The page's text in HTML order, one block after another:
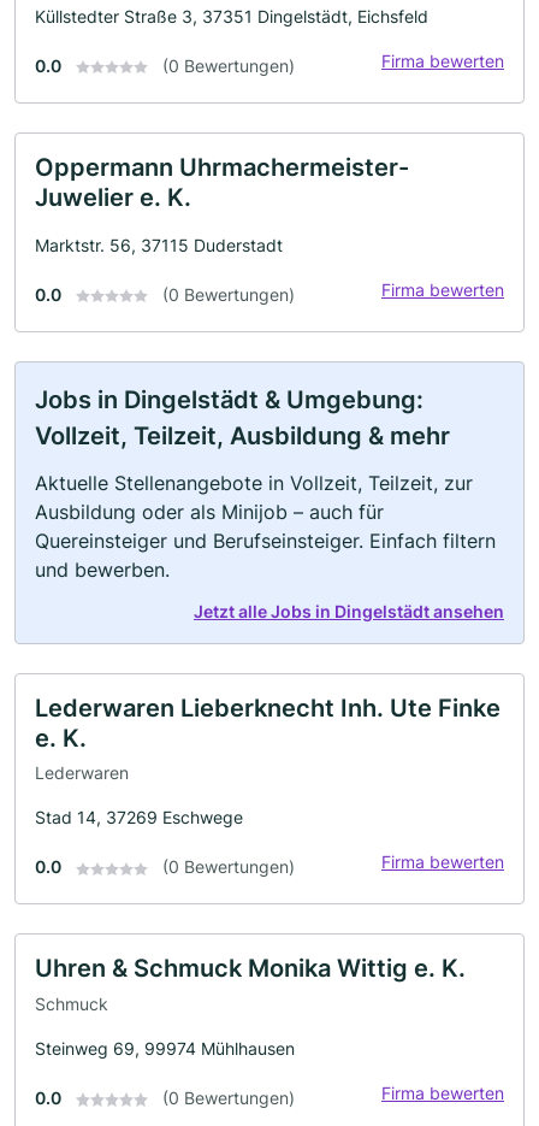
Küllstedter Straße 3, 37351 Dingelstädt, Eichsfeld
0.0 (0 Bewertungen) Firma bewerten
Oppermann Uhrmachermeister-
Juwelier e. K.
Marktstr. 56, 37115 Duderstadt
0.0 (0 Bewertungen) Firma bewerten
Jobs in Dingelstädt & Umgebung:
Vollzeit, Teilzeit, Ausbildung & mehr
Aktuelle Stellenangebote in Vollzeit, Teilzeit, zur
Ausbildung oder als Minijob – auch für
Quereinsteiger und Berufseinsteiger. Einfach filtern
und bewerben.
Jetzt alle Jobs in Dingelstädt ansehen
Lederwaren Lieberknecht Inh. Ute Finke
e. K.
Lederwaren
Stad 14, 37269 Eschwege
0.0 (0 Bewertungen) Firma bewerten
Uhren & Schmuck Monika Wittig e. K.
Schmuck
Steinweg 69, 99974 Mühlhausen
0.0 (0 Bewertungen) Firma bewerten